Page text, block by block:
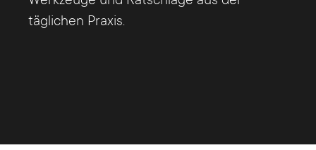
täglichen Praxis.